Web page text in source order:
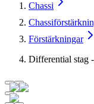
Chassi
Förstärkningar
Differential stag